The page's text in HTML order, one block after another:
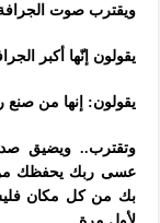
ويقترب صوت
يقولون إنّها أكبر
يقولون: إنها من
وتقترب.. ويضيق
عسى ربك يحفظك من
بك من كل مكان